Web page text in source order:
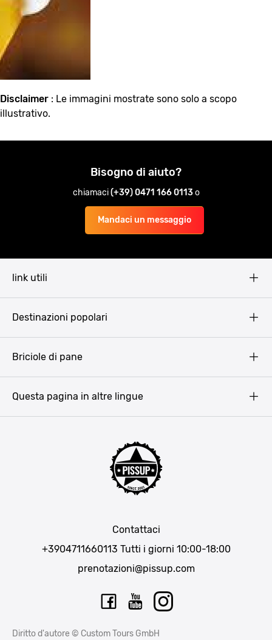
Disclaimer : Le immagini mostrate sono solo a scopo
illustrativo.
Bisogno di aiuto?
chiamaci(+39) 0471 166 0113o
Mandaci un messaggio
link utili
Destinazioni popolari
Bucarest
Briciole di pane
Contattaci
+3904711660113 Tutti i giorni 10:00-18:00
prenotazioni@pissup.com
Questa pagina in altre lingue
Diritto d'autore © Custom Tours GmbH